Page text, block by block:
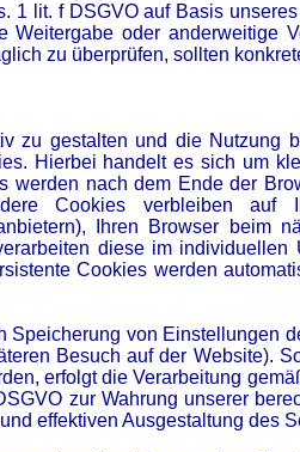
1 lit. f DSGVO auf Basis
Weitergabe oder anderweitige
zu überprüfen, sollten
zu gestalten und die Nutzung
Hierbei handelt es sich um
werden nach dem Ende der
Cookies verbleiben
Ihren Browser beim
diese im
Cookies werden
von Einstellungen
Besuch auf der Website).
erfolgt die Verarbeitung
zur Wahrung unserer
effektiven Ausgestaltung des